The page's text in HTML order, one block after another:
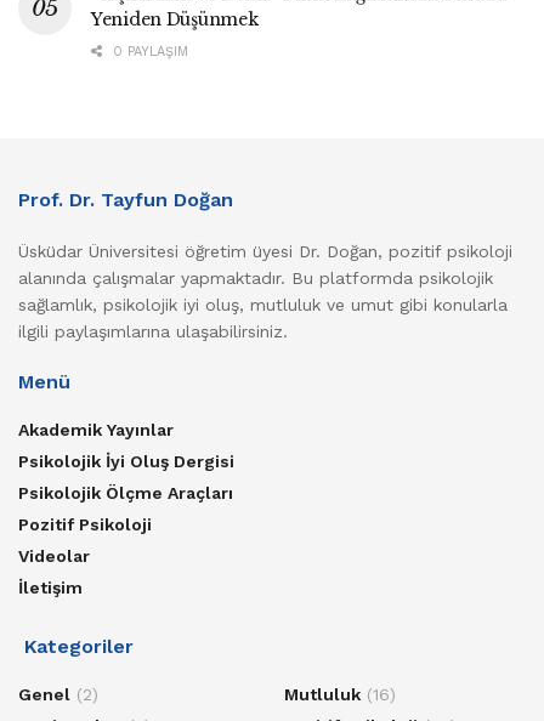
Yeniden Düşünmek
0 PAYLAŞIM
Prof. Dr. Tayfun Doğan
Üsküdar Üniversitesi öğretim üyesi Dr. Doğan, pozitif psikoloji
alanında çalışmalar yapmaktadır. Bu platformda psikolojik
sağlamlık, psikolojik iyi oluş, mutluluk ve umut gibi konularla
ilgili paylaşımlarına ulaşabilirsiniz.
Menü
Akademik Yayınlar
Psikolojik İyi Oluş Dergisi
Psikolojik Ölçme Araçları
Pozitif Psikoloji
Videolar
İletişim
Kategoriler
Genel (2)
Mutluluk (16)